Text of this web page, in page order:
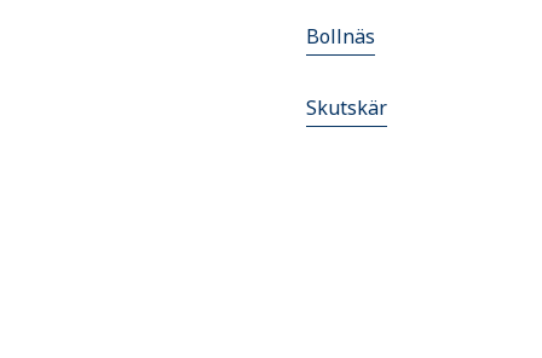
Bollnäs
Skutskär